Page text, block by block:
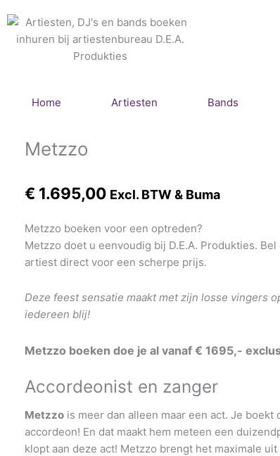
naar
Home Artiesten Bands
Metzzo
€ 1.695,00 Excl. BTW & Buma
Metzzo boeken voor een optreden?
Metzzo doet u eenvoudig bij D.E.A. Produkties.
artiest direct voor een scherpe prijs.
Deze feest sensatie maakt met zijn losse vingers
iedereen blij!
Metzzo boeken doe je al vanaf € 1695,-
Accordeonist en zanger
Metzzo is meer dan alleen maar een act. Je
accordeon! En dat maakt hem meteen een
klopt aan deze act! Metzzo brengt het maximale